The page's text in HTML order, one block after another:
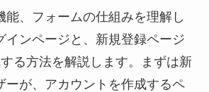
能、フォームの仕組みを理解し
インページと、新規登録ページ
る方法を解説します。まずは新
ーが、アカウントを作成するペ